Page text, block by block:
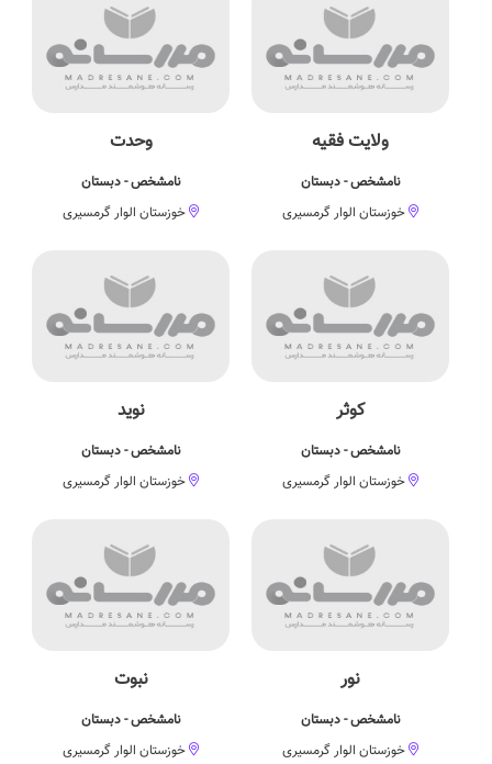
ولایت فقیه
نامشخص - دبستان
خوزستان الوار گرمسیری
وحدت
نامشخص - دبستان
خوزستان الوار گرمسیری
کوثر
نامشخص - دبستان
خوزستان الوار گرمسیری
نوید
نامشخص - دبستان
خوزستان الوار گرمسیری
نور
نامشخص - دبستان
خوزستان الوار گرمسیری
نبوت
نامشخص - دبستان
خوزستان الوار گرمسیری